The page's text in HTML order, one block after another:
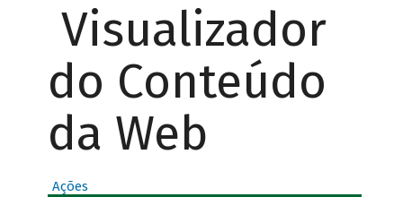
Visualizador
do Conteúdo
da Web
Ações